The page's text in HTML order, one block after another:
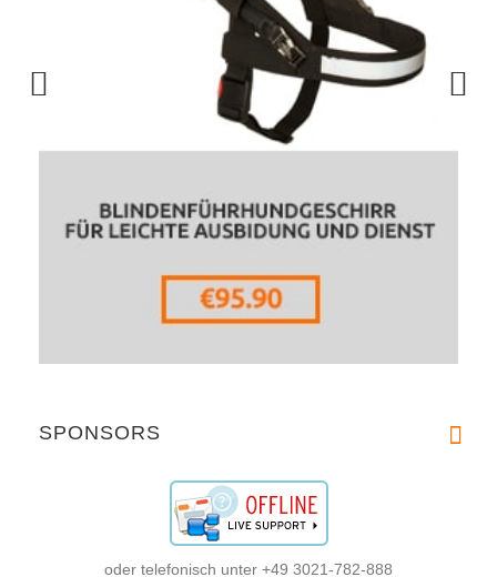
SPONSORS
oder telefonisch unter +49 3021-782-888